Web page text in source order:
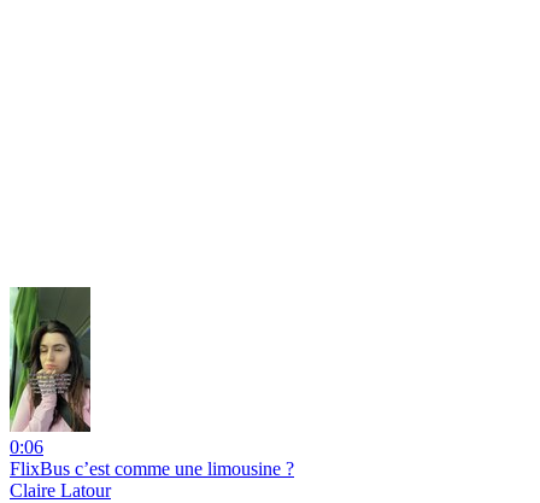
0:06
FlixBus c’est comme une limousine ?
Claire Latour